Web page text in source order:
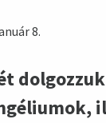
8.